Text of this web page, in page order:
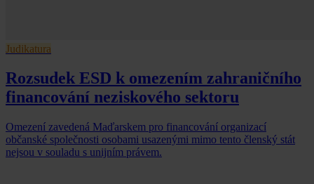
Judikatura
Rozsudek ESD k omezením zahraničního
financování neziskového sektoru
Omezení zavedená Maďarskem pro financování organizací
občanské společnosti osobami usazenými mimo tento členský stát
nejsou v souladu s unijním právem.